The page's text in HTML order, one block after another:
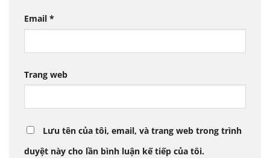
Email *
Trang web
Lưu tên của tôi, email, và trang web trong trình
duyệt này cho lần bình luận kế tiếp của tôi.